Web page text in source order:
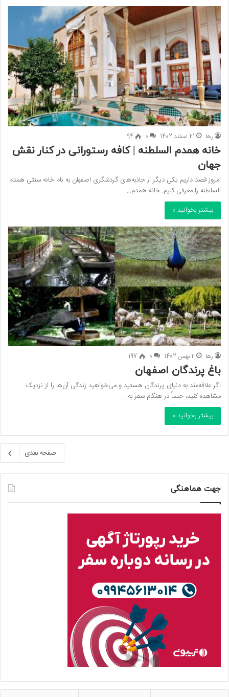
رها 21 اسفند 1402 0
94
خانه همدم السلطنه | کافه رستورانی در کنار نقش
جهان
امروز قصد داریم یکی دیگر از جاذبه‌های گردشگری اصفهان به نام خانه سنتی همدم
السلطنه را معرفی کنیم. خانه همدم…
بیشتر بخوانید »
رها 2 بهمن 1402 0
197
باغ پرندگان اصفهان
اگر علاقه‌مند به دنیای پرندگان هستید و می‌خواهید زندگی آن‌ها را از نزدیک
مشاهده کنید، حتماً در هنگام سفر به…
بیشتر بخوانید »
صفحه بعدی
جهت هماهنگی